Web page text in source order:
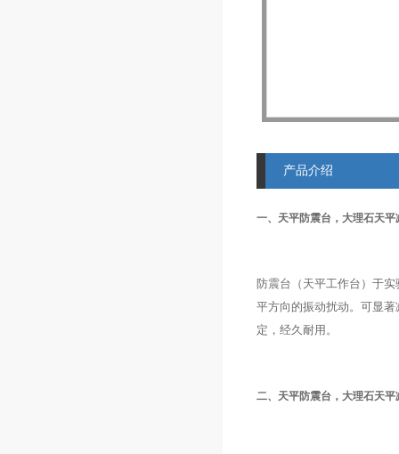
产品介绍
一、 天平防震台，大理石天平
防震台（天平工作台）于
平方向的振动扰动。可显
定，经久耐用。
二、 天平防震台，大理石天平